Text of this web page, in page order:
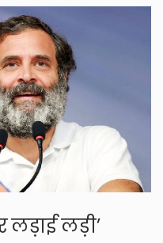
लड़ाई लड़ी’